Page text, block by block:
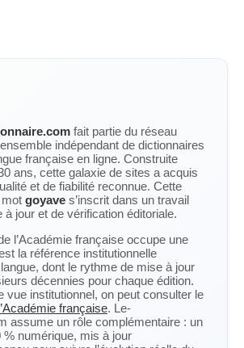
fait partie du réseau
indépendant de dictionnaires
française en ligne. Construite
ans, cette galaxie de sites a acquis
et de fiabilité reconnue. Cette
mot goyave s’inscrit dans un travail
à jour et de vérification éditoriale.
l’Académie française occupe une
la référence institutionnelle
dont le rythme de mise à jour
décennies pour chaque édition.
vue institutionnel, on peut consulter le
française. Le-
assume un rôle complémentaire : un
% numérique, mis à jour